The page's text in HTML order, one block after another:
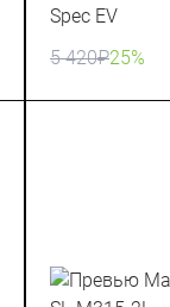
Spec EV
5 420₽25%